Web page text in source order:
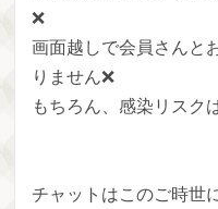
❌
画面越しで会員さんと
りません❌
もちろん、感染リスク
チャットはこのご時世